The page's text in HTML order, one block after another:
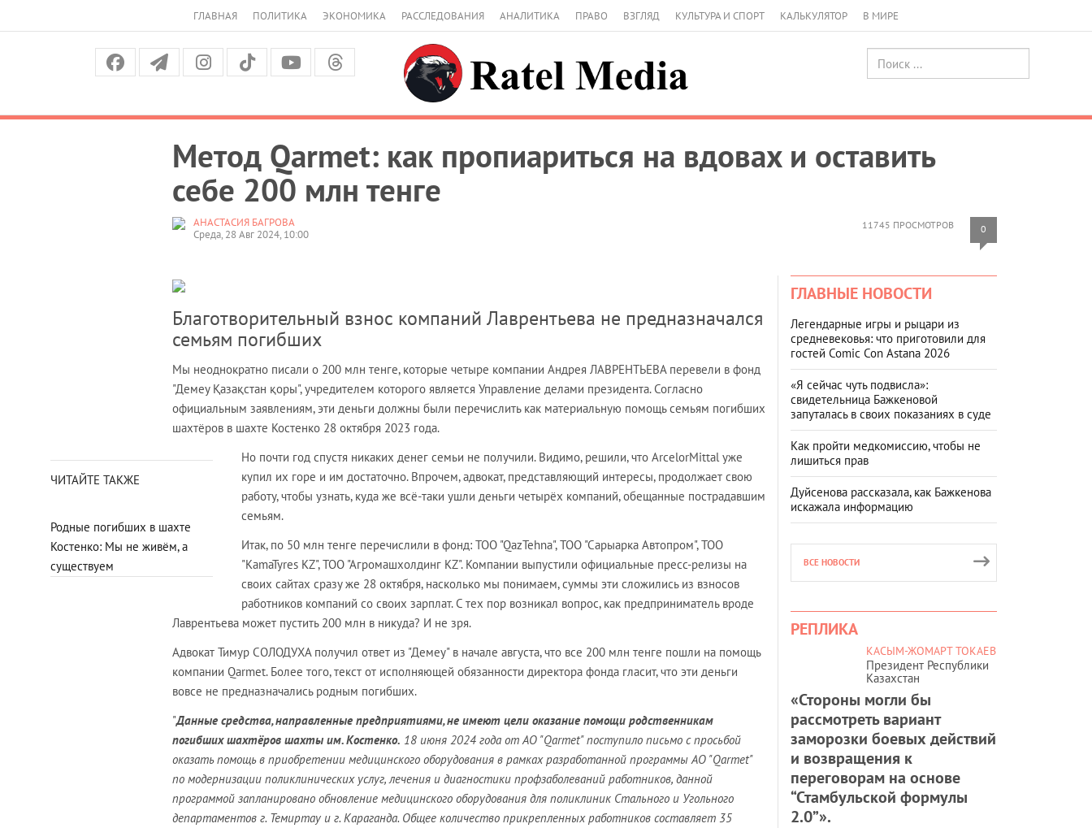
ГЛАВНАЯ ПОЛИТИКА ЭКОНОМИКА РАССЛЕДОВАНИЯ АНАЛИТИКА ПРАВО ВЗГЛЯД КУЛЬТУРА И СПОРТ КАЛЬКУЛЯТОР В МИРЕ
Метод Qarmet: как пропиариться на вдовах и оставить
себе 200 млн тенге
11745 ПРОСМОТРОВ 0
АНАСТАСИЯ БАГРОВА
Среда, 28 Авг 2024, 10:00
Благотворительный взнос компаний Лаврентьева не предназначался
семьям погибших
Мы неоднократно писали о 200 млн тенге, которые четыре компании Андрея ЛАВРЕНТЬЕВА перевели в фонд
"Демеу Қазақстан қоры", учредителем которого является Управление делами президента. Согласно
официальным заявлениям, эти деньги должны были перечислить как материальную помощь семьям погибших
шахтёров в шахте Костенко 28 октября 2023 года.
ЧИТАЙТЕ ТАКЖЕ
Родные погибших в шахте
Костенко: Мы не живём, а
существуем
Но почти год спустя никаких денег семьи не получили. Видимо, решили, что ArcelorMittal уже
купил их горе и им достаточно. Впрочем, адвокат, представляющий интересы, продолжает свою
работу, чтобы узнать, куда же всё-таки ушли деньги четырёх компаний, обещанные пострадавшим
семьям.
Итак, по 50 млн тенге перечислили в фонд: TOO "QazTehna", ТОО "Сарыарка Автопром", TOO
"KamaTyres KZ", ТОО "Агромашхолдинг KZ". Компании выпустили официальные пресс-релизы на
своих сайтах сразу же 28 октября, насколько мы понимаем, суммы эти сложились из взносов
работников компаний со своих зарплат. С тех пор возникал вопрос, как предприниматель вроде
Лаврентьева может пустить 200 млн в никуда? И не зря.
Адвокат Тимур СОЛОДУХА получил ответ из "Демеу" в начале августа, что все 200 млн тенге пошли на помощь
компании Qarmet. Более того, текст от исполняющей обязанности директора фонда гласит, что эти деньги
вовсе не предназначались родным погибших.
"Данные средства, направленные предприятиями, не имеют цели оказание помощи родственникам
погибших шахтёров шахты им. Костенко. 18 июня 2024 года от АО "Qarmet" поступило письмо с просьбой
оказать помощь в приобретении медицинского оборудования в рамках разработанной программы АО "Qarmet"
по модернизации поликлинических услуг, лечения и диагностики профзаболеваний работников, данной
программой запланировано обновление медицинского оборудования для поликлиник Стального и Угольного
департаментов г. Темиртау и г. Караганда. Общее количество прикрепленных работников составляет 35
ГЛАВНЫЕ НОВОСТИ
Легендарные игры и рыцари из
средневековья: что приготовили для
гостей Comic Con Astana 2026
«Я сейчас чуть подвисла»:
свидетельница Бажкеновой
запуталась в своих показаниях в суде
Как пройти медкомиссию, чтобы не
лишиться прав
Дуйсенова рассказала, как Бажкенова
искажала информацию
ВСЕ НОВОСТИ
РЕПЛИКА
КАСЫМ-ЖОМАРТ ТОКАЕВ
Президент Республики
Казахстан
«Стороны могли бы
рассмотреть вариант
заморозки боевых действий
и возвращения к
переговорам на основе
“Стамбульской формулы
2.0”».